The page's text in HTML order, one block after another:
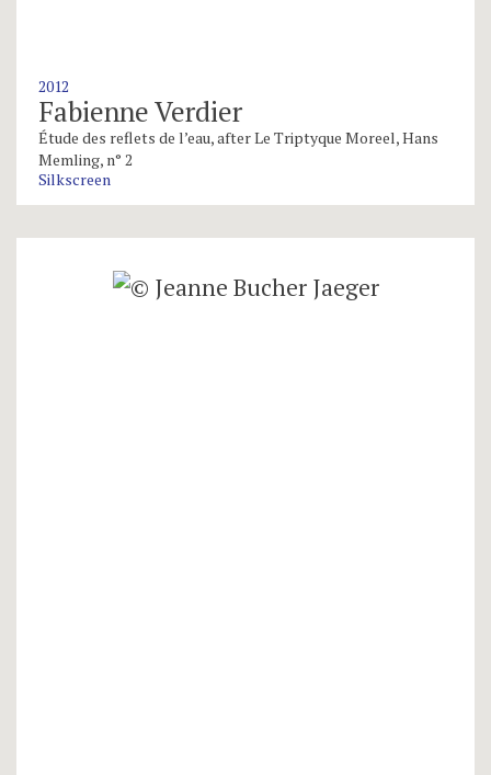
2012
Fabienne Verdier
Étude des reflets de l’eau, after Le Triptyque Moreel, Hans
Memling, n° 2
Silkscreen